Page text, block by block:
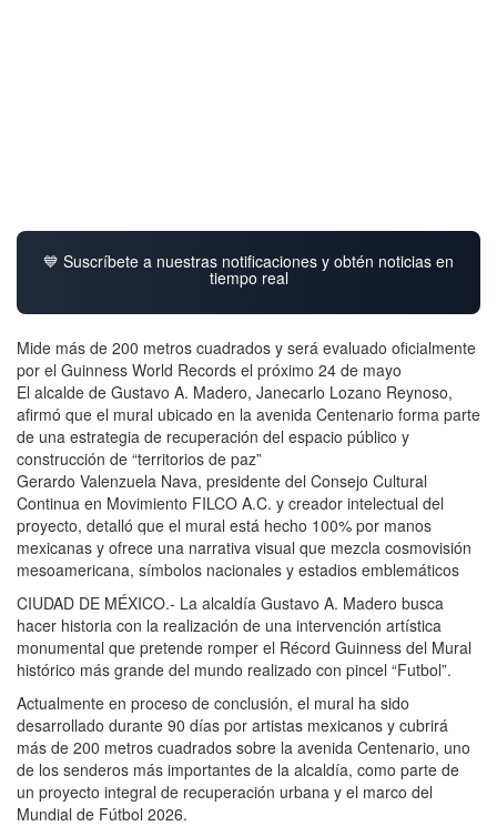
💙 Suscríbete a nuestras notificaciones y obtén noticias en
tiempo real
Mide más de 200 metros cuadrados y será evaluado oficialmente
por el Guinness World Records el próximo 24 de mayo
El alcalde de Gustavo A. Madero, Janecarlo Lozano Reynoso,
afirmó que el mural ubicado en la avenida Centenario forma parte
de una estrategia de recuperación del espacio público y
construcción de “territorios de paz”
Gerardo Valenzuela Nava, presidente del Consejo Cultural
Continua en Movimiento FILCO A.C. y creador intelectual del
proyecto, detalló que el mural está hecho 100% por manos
mexicanas y ofrece una narrativa visual que mezcla cosmovisión
mesoamericana, símbolos nacionales y estadios emblemáticos
CIUDAD DE MÉXICO.- La alcaldía Gustavo A. Madero busca
hacer historia con la realización de una intervención artística
monumental que pretende romper el Récord Guinness del Mural
histórico más grande del mundo realizado con pincel “Futbol”.
Actualmente en proceso de conclusión, el mural ha sido
desarrollado durante 90 días por artistas mexicanos y cubrirá
más de 200 metros cuadrados sobre la avenida Centenario, uno
de los senderos más importantes de la alcaldía, como parte de
un proyecto integral de recuperación urbana y el marco del
Mundial de Fútbol 2026.